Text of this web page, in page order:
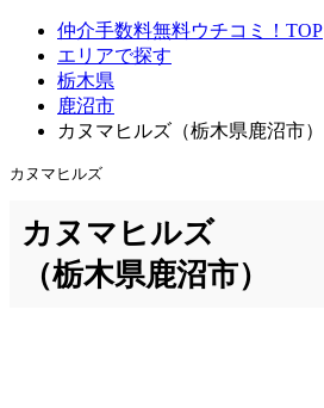
仲介手数料無料ウチコミ！TOP
エリアで探す
栃木県
鹿沼市
カヌマヒルズ（栃木県鹿沼市）
カヌマヒルズ
カヌマヒルズ
（栃木県鹿沼市）